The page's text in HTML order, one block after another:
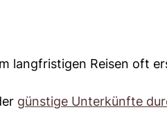
langfristigen Reisen oft
günstige Unterkünfte